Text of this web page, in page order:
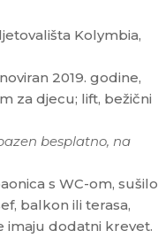
Kolymbia,
2019. godine,
za djecu; lift, bežični
besplatno, na
s WC-om, sušilo
balkon ili terasa,
imaju dodatni krevet.